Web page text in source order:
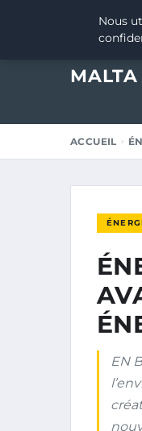
14 MARS
ACCUEIL
EN
Nous